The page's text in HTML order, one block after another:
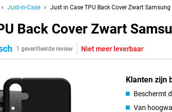
Just-in-Case Just in Case TPU Back Cover Zwart
Back Cover Zwart
1 geverifieerde review Niet meer leverbaar
Klanten zijn
Beschermt
Van